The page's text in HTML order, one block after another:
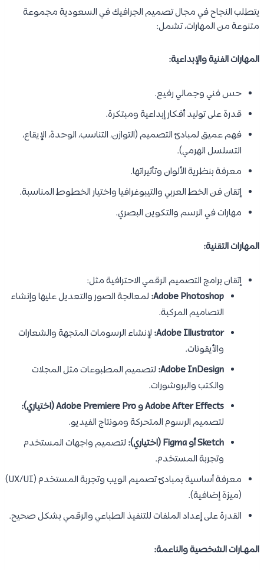
يتطلب النجاح في مجال تصميم الجرافيك في السعودية مجموعة
متنوعة من المهارات، تشمل:
المهارات الفنية والإبداعية:
حس فني وجمالي رفيع.
قدرة على توليد أفكار إبداعية ومبتكرة.
فهم عميق لمبادئ التصميم (التوازن، التناسب، الوحدة، الإيقاع،
التسلسل الهرمي).
معرفة بنظرية الألوان وتأثيراتها.
إتقان فن الخط العربي والتيبوغرافيا واختيار الخطوط المناسبة.
مهارات في الرسم والتكوين البصري.
المهارات التقنية:
إتقان برامج التصميم الرقمي الاحترافية مثل:
Adobe Photoshop: لمعالجة الصور والتعديل عليها وإنشاء
التصاميم المركبة.
Adobe Illustrator: لإنشاء الرسومات المتجهة والشعارات
والأيقونات.
Adobe InDesign: لتصميم المطبوعات مثل المجلات
والكتب والبروشورات.
Adobe After Effects و Adobe Premiere Pro (اختياري):
لتصميم الرسوم المتحركة ومونتاج الفيديو.
Sketch أو Figma (اختياري):
لتصميم واجهات المستخدم
وتجربة المستخدم.
معرفة أساسية بمبادئ تصميم الويب وتجربة المستخدم (UX/UI)
(ميزة إضافية).
القدرة على إعداد الملفات للتنفيذ الطباعي والرقمي بشكل صحيح.
المهـارات الشخصية والناعمة: